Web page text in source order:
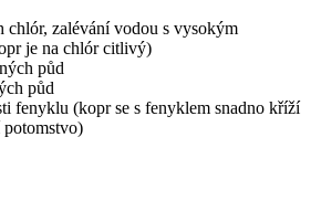
chlór, zalévání vodou s vysokým
je na chlór citlivý)
půd
půd
fenyklu (kopr se s fenyklem snadno kříží